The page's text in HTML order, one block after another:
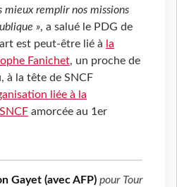
remplir nos missions
», a salué le PDG de
est peut-être lié à la
Fanichet, un proche de
à la tête de SNCF
liée à la
amorcée au 1er
Gayet (avec AFP) pour Tour